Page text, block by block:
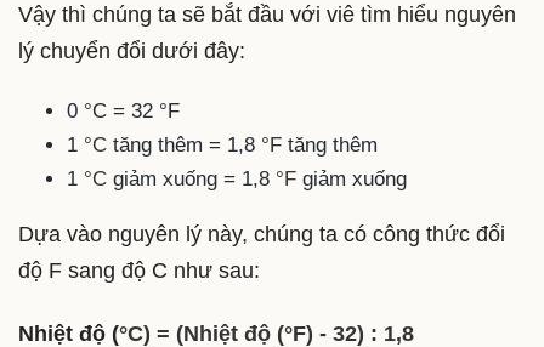
Vậy thì chúng ta sẽ bắt đầu với viê tìm hiểu nguyên
lý chuyển đổi dưới đây:
0 °C = 32 °F
1 °C tăng thêm = 1,8 °F tăng thêm
1 °C giảm xuống = 1,8 °F giảm xuống
Dựa vào nguyên lý này, chúng ta có công thức đổi
độ F sang độ C như sau:
Nhiệt độ (°C) = (Nhiệt độ (°F) - 32) : 1,8